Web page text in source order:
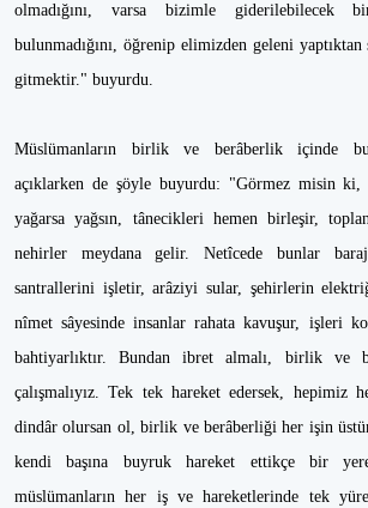
olmadığını, varsa bizimle giderilebilecek
bulunmadığını, öğrenip elimizden geleni
gitmektir." buyurdu.
Müslümanların birlik ve berâberlik içinde
açıklarken de şöyle buyurdu: "Görmez misin
yağarsa yağsın, tânecikleri hemen birleşir,
nehirler meydana gelir. Netîcede bunlar
santrallerini işletir, arâziyi sular, şehirlerin
nîmet sâyesinde insanlar rahata kavuşur, işleri
bahtiyarlıktır. Bundan ibret almalı, birlik ve
çalışmalıyız. Tek tek hareket edersek, hepimiz
dindâr olursan ol, birlik ve berâberliği her işin
kendi başına buyruk hareket ettikçe bir
müslümanların her iş ve hareketlerinde tek